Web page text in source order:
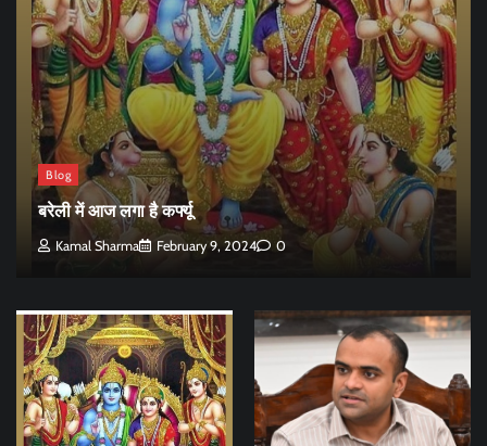
Blog
बरेली में आज लगा है कर्फ्यू
Kamal Sharma February 9, 2024 0